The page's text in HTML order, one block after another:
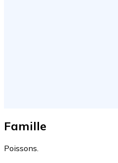
Famille
Poissons.